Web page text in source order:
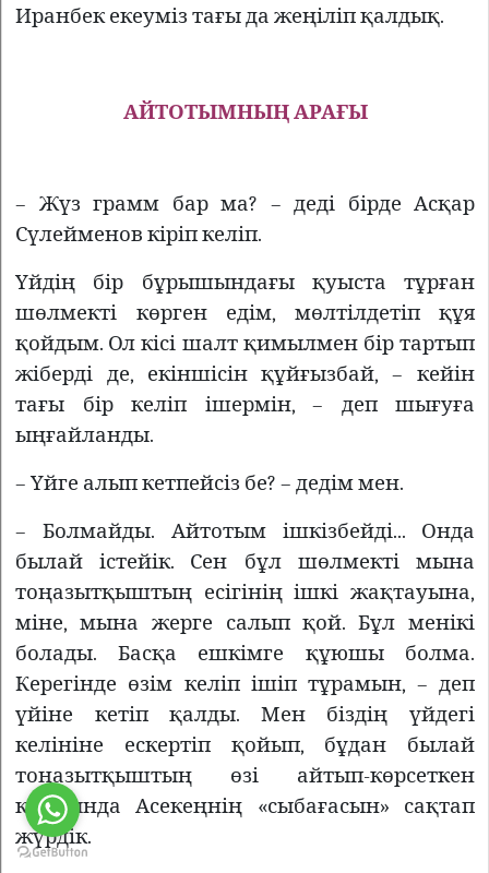
Иранбек екеуміз тағы да жеңіліп қалдық.
АЙТОТЫМНЫҢ АРАҒЫ
– Жүз грамм бар ма? – деді бірде Асқар
Сүлейменов кіріп келіп.
Үйдің бір бұрышындағы қуыста тұрған
шөлмекті көрген едім, мөлтілдетіп құя
қойдым. Ол кісі шалт қимылмен бір тартып
жіберді де, екіншісін құйғызбай, – кейін
тағы бір келіп ішермін, – деп шығуға
ыңғайланды.
– Үйге алып кетпейсіз бе? – дедім мен.
– Болмайды. Айтотым ішкізбейді... Онда
былай істейік. Сен бұл шөлмекті мына
тоңазытқыштың есігінің ішкі жақтауына,
міне, мына жерге салып қой. Бұл менікі
болады. Басқа ешкімге құюшы болма.
Керегінде өзім келіп ішіп тұрамын, – деп
үйіне кетіп қалды. Мен біздің үйдегі
келініне ескертіп қойып, бұдан былай
тоңазытқыштың өзі айтып-көрсеткен
қуысында Асекеңнің «сыбағасын» сақтап
жүрдік.